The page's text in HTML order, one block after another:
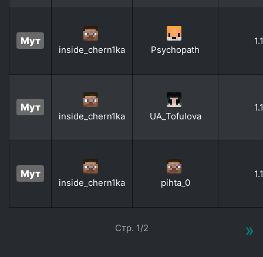
Мут
inside_chern1ka Psychopath
1.1
Мут
inside_chern1ka UA_Tofulova
1.1
Мут
inside_chern1ka pihta_0
1.1
»
Стр. 1/2